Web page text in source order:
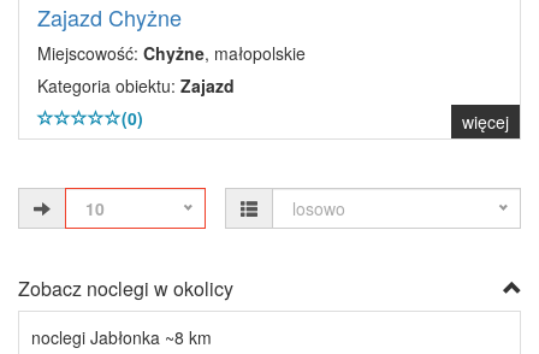
Zajazd Chyżne
Miejscowość: Chyżne, małopolskie
Kategoria obiektu: Zajazd
(0)
więcej
10 losowo
Zobacz noclegi w okolicy
noclegi Jabłonka ~8 km